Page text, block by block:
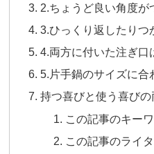
2.ちょうど良い角度
3.ひっくり返したりつ
4.両方に付いた注ぎ口
5.片手鍋のサイズに
持つ喜びと使う喜びの
この記事のキー
この記事のライ